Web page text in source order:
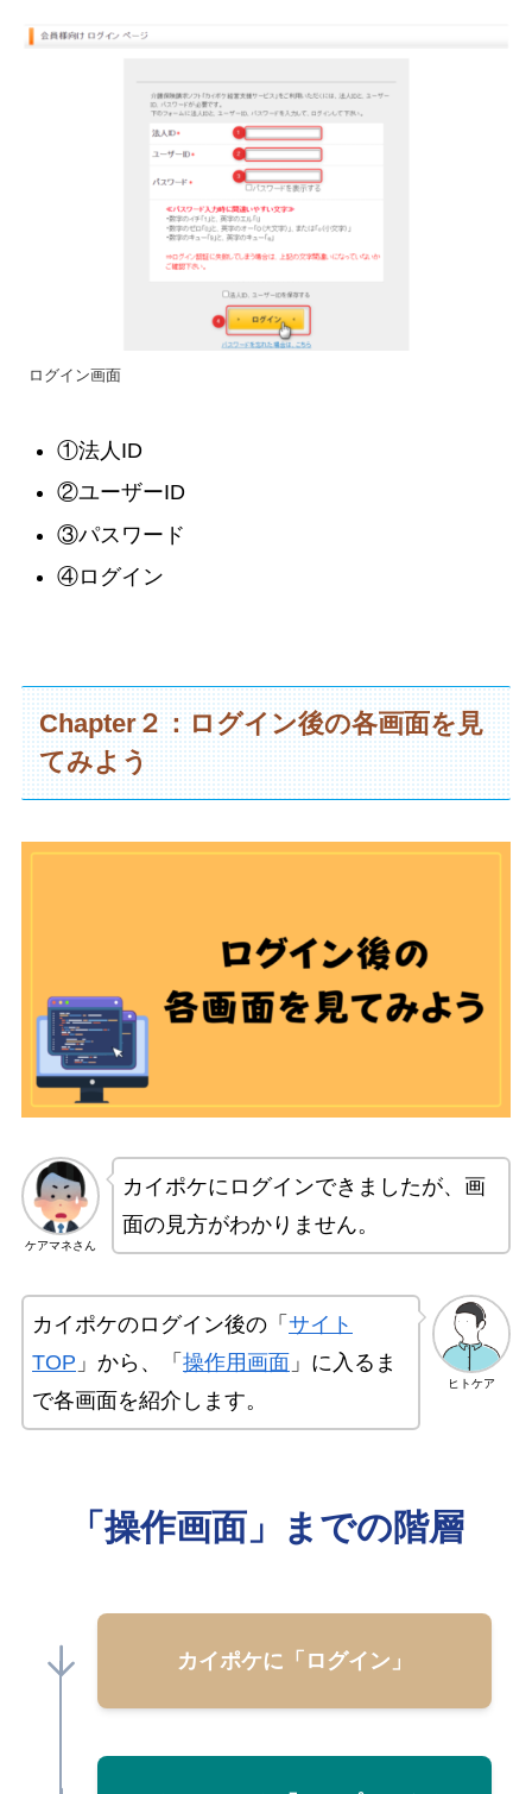
ログイン画面
①法人ID
②ユーザーID
③パスワード
④ログイン
Chapter２：ログイン後の各画面を見
てみよう
ケアマネさん
カイポケにログインできましたが、画
面の見方がわかりません。
ヒトケア
カイポケのログイン後の「 サイト
TOP 」から、「 操作用画面 」に入るま
で各画面を紹介します。
「操作画面」までの階層
カイポケに「ログイン」